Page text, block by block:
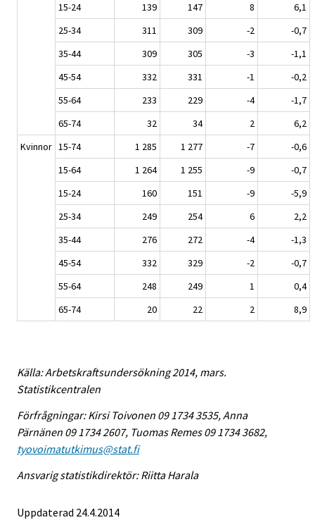
15-24
139 147 8
6,1
25-34
311 309 -2
-0,7
35-44
309 305 -3
-1,1
45-54
332 331 -1
-0,2
55-64
233 229 -4
-1,7
65-74
32 34 2
6,2
Kvinnor 15-74 1 285 1 277 -7
-0,6
15-64
1 264 1 255 -9
-0,7
15-24
160 151 -9
-5,9
25-34
249 254 6
2,2
35-44
276 272 -4
-1,3
45-54
332 329 -2
-0,7
55-64
248 249 1
0,4
65-74
20 22 2 8,9
Källa: Arbetskraftsundersökning 2014, mars.
Statistikcentralen
Förfrågningar: Kirsi Toivonen 09 1734 3535, Anna
Pärnänen 09 1734 2607, Tuomas Remes 09 1734 3682,
tyovoimatutkimus@stat.fi
Ansvarig statistikdirektör: Riitta Harala
Uppdaterad 24.4.2014